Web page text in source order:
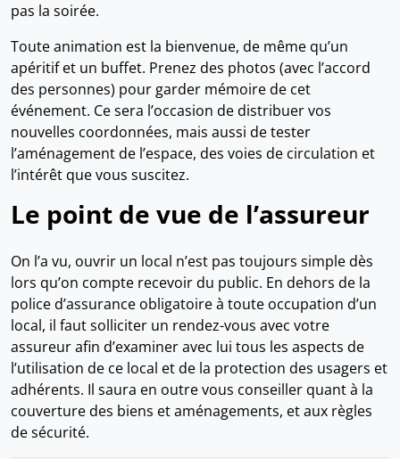
pas la soirée.
Toute animation est la bienvenue, de même qu’un
apéritif et un buffet. Prenez des photos (avec l’accord
des personnes) pour garder mémoire de cet
événement. Ce sera l’occasion de distribuer vos
nouvelles coordonnées, mais aussi de tester
l’aménagement de l’espace, des voies de circulation et
l’intérêt que vous suscitez.
Le point de vue de l’assureur
On l’a vu, ouvrir un local n’est pas toujours simple dès
lors qu’on compte recevoir du public. En dehors de la
police d’assurance obligatoire à toute occupation d’un
local, il faut solliciter un rendez-vous avec votre
assureur afin d’examiner avec lui tous les aspects de
l’utilisation de ce local et de la protection des usagers et
adhérents. Il saura en outre vous conseiller quant à la
couverture des biens et aménagements, et aux règles
de sécurité.